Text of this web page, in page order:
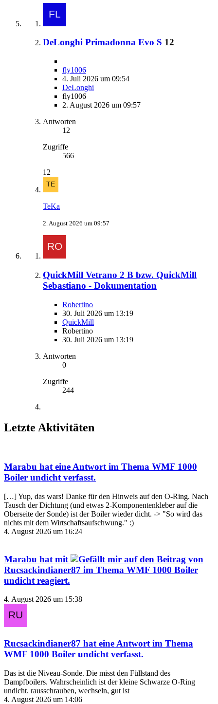
DeLonghi Primadonna Evo S 12
fly1006
4. Juli 2026 um 09:54
DeLonghi
fly1006
2. August 2026 um 09:57
Antworten
12
Zugriffe
566
12
TeKa
2. August 2026 um 09:57
QuickMill Vetrano 2 B bzw. QuickMill
Sebastiano - Dokumentation
Robertino
30. Juli 2026 um 13:19
QuickMill
Robertino
30. Juli 2026 um 13:19
Antworten
0
Zugriffe
244
Letzte Aktivitäten
Marabu hat eine Antwort im Thema WMF 1000
Boiler undicht verfasst.
[…] Yup, das wars! Danke für den Hinweis auf den O-Ring. Nach
Tausch der Dichtung (und etwas 2-Komponentenkleber auf die
Oberseite der Sonde) ist der Boiler wieder dicht. -> "So wird das
nichts mit dem Wirtschaftsaufschwung." :)
4. August 2026 um 16:24
Marabu hat mit
auf den Beitrag von
Rucsackindianer87 im Thema WMF 1000 Boiler
undicht reagiert.
4. August 2026 um 15:38
Rucsackindianer87 hat eine Antwort im Thema
WMF 1000 Boiler undicht verfasst.
Das ist die Niveau-Sonde. Die misst den Füllstand des
Dampfboilers. Wahrscheinlich ist der kleine Schwarze O-Ring
undicht. rausschrauben, wechseln, gut ist
4. August 2026 um 14:06